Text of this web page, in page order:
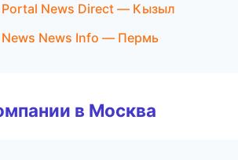
Portal News Direct — Кызыл
News News Info — Пермь
в Москва